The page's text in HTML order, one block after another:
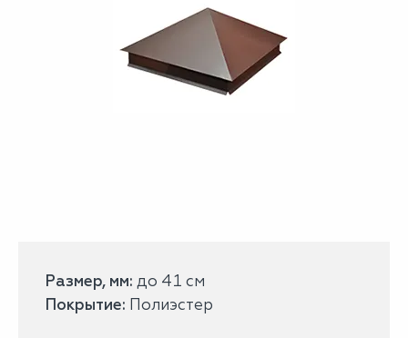
Размер, мм: до 41 см
Покрытие: Полиэстер